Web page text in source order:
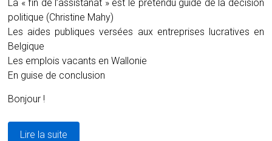
La « fin de l’assistanat » est le prétendu guide de la décision
politique (Christine Mahy)
Les aides publiques versées aux entreprises lucratives en
Belgique
Les emplois vacants en Wallonie
En guise de conclusion
Bonjour !
Lire la suite